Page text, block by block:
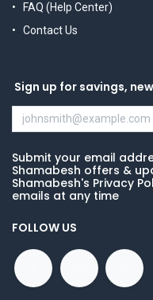
FAQ (Help Center)
Contact Us
Sign up for savings,
Submit your email
Shamabesh offers &
Shamabesh's Privacy
emails at any time
FOLLOW US